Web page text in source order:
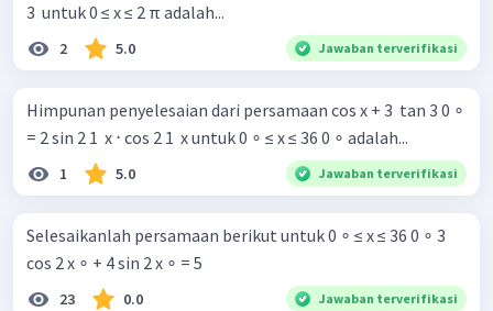
3 ​ untuk 0 ≤ x ≤ 2 π adalah...
2 5.0 Jawaban terverifikasi
Himpunan penyelesaian dari persamaan cos x + 3 ​ tan 3 0 ∘
= 2 sin 2 1 ​ x ⋅ cos 2 1 ​ x untuk 0 ∘ ≤ x ≤ 36 0 ∘ adalah...
1 5.0 Jawaban terverifikasi
Selesaikanlah persamaan berikut untuk 0 ∘ ≤ x ≤ 36 0 ∘ 3
cos 2 x ∘ + 4 sin 2 x ∘ = 5
23 0.0 Jawaban terverifikasi